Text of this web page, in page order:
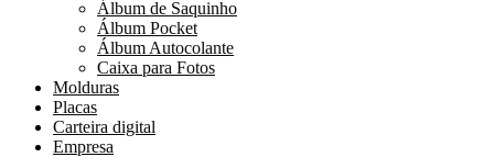
Álbum de Saquinho
Álbum Pocket
Álbum Autocolante
Caixa para Fotos
Molduras
Placas
Carteira digital
Empresa